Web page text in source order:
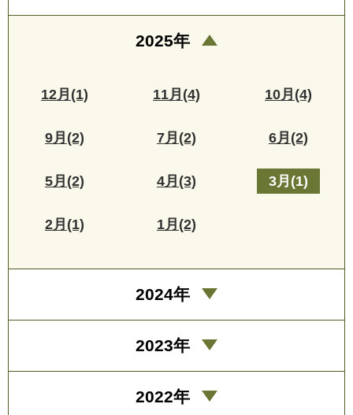
2025年
12月(1) 11月(4) 10月(4)
9月(2) 7月(2) 6月(2)
5月(2) 4月(3) 3月(1)
2月(1) 1月(2)
2024年
2023年
2022年